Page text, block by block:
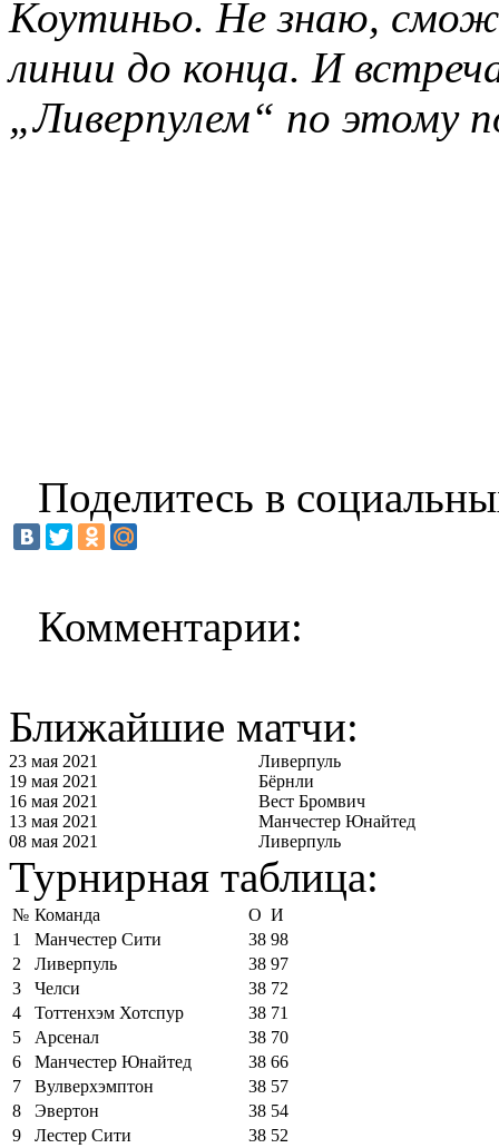
Коутиньо. Не знаю,
линии до конца. И
„Ливерпулем“ по этому
Поделитесь в
Комментарии:
Ближайшие матчи:
23 мая 2021
Ливерпуль
19 мая 2021
Бёрнли
16 мая 2021
Вест Бромвич
13 мая 2021
Манчестер Юнайтед
08 мая 2021
Ливерпуль
Турнирная таблица:
№ Команда О И
1
Манчестер Сити 38 98
2
Ливерпуль 38 97
3
Челси 38 72
4
Тоттенхэм Хотспур 38 71
5
Арсенал 38 70
6
Манчестер Юнайтед 38 66
7
Вулверхэмптон 38 57
8
Эвертон 38 54
9
Лестер Сити 38 52